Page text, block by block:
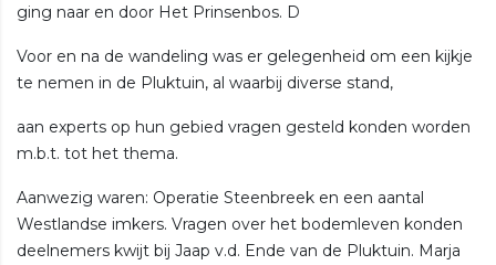
ging naar en door Het Prinsenbos. D
Voor en na de wandeling was er gelegenheid om een kijkje
te nemen in de Pluktuin, al waarbij diverse stand,
aan experts op hun gebied vragen gesteld konden worden
m.b.t. tot het thema.
Aanwezig waren: Operatie Steenbreek en een aantal
Westlandse imkers. Vragen over het bodemleven konden
deelnemers kwijt bij Jaap v.d. Ende van de Pluktuin. Marja